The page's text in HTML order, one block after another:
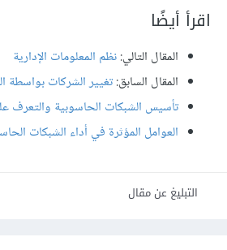
اقرأ أيضًا
المقال التالي:نظم المعلومات الإدارية
المقال السابق:تغيير الشركات بواسطة
تأسيس الشبكات الحاسوبية والتعرف
العوامل المؤثرة في أداء الشبكات
التبليغ عن مقال